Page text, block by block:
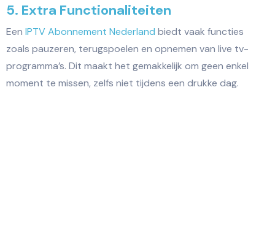
5. Extra Functionaliteiten
Een IPTV Abonnement Nederland biedt vaak functies
zoals pauzeren, terugspoelen en opnemen van live tv-
programma’s. Dit maakt het gemakkelijk om geen enkel
moment te missen, zelfs niet tijdens een drukke dag.